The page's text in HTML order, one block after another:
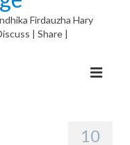
Firdauzha Hary
| Share |
10